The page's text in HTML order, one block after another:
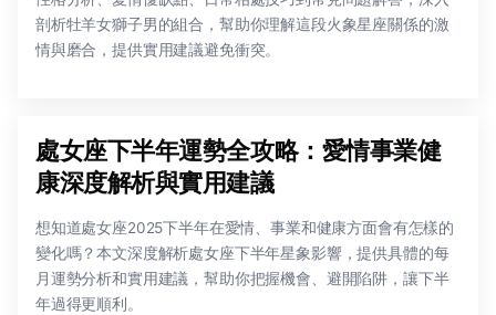
剖析牡羊女獅子男的組合，幫助你理解這段火象星座關係的激
情與磨合，提供實用建議避免衝突。
處女座下半年運勢全攻略：愛情事業健
康深度解析與實用建議
想知道處女座2025下半年在愛情、事業和健康方面會有怎樣的
變化嗎？本文深度解析處女座下半年星象影響，提供具體的每
月運勢分析和實用建議，幫助你把握機會、避開陷阱，讓下半
年過得更順利。